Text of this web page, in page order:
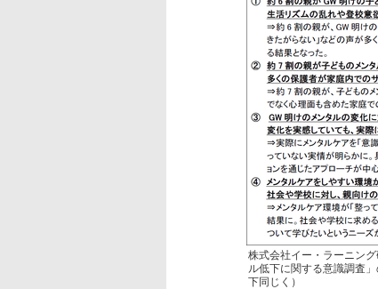
株式会社イー・ラーニン
ル低下に関する意識調査
下同じく）